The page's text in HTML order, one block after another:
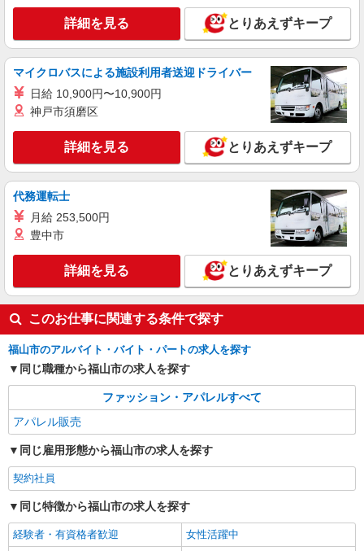
詳細を見る とりあえずキープ
マイクロバスによる施設利用者送迎ドライバー
日給 10,900円〜10,900円
神戸市須磨区
詳細を見る とりあえずキープ
代務運転士
月給 253,500円
豊中市
詳細を見る とりあえずキープ
このお仕事に関連する条件で探す
福山市のアルバイト・バイト・パートの求人を探す
同じ職種から福山市の求人を探す
ファッション・アパレルすべて
アパレル販売
同じ雇用形態から福山市の求人を探す
契約社員
同じ特徴から福山市の求人を探す
経験者・有資格者歓迎
女性活躍中